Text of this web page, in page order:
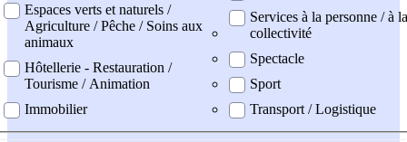
Espaces verts et naturels /
Agriculture / Pêche / Soins aux
animaux
Hôtellerie - Restauration /
Tourisme / Animation
Immobilier
Services à la personne / à la
collectivité
Spectacle
Sport
Transport / Logistique